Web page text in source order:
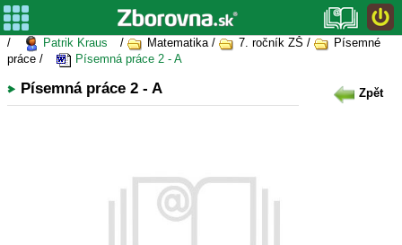
/ Patrik Kraus / Matematika / 7. ročník ZŠ /
Písemné
práce /
Písemná práce 2 - A
Písemná práce 2 - A Zpět